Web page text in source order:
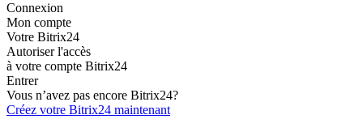
Connexion
Mon compte
Votre Bitrix24
Autoriser l'accès
à votre compte Bitrix24
Entrer
Vous n’avez pas encore Bitrix24?
Créez votre Bitrix24 maintenant